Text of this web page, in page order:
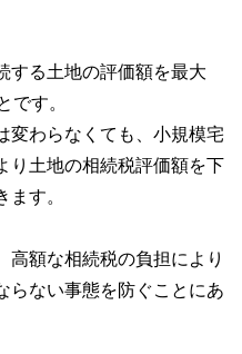
する土地の評価額を最大
です。
変わらなくても、小規模宅
り土地の相続税評価額を下
す。
高額な相続税の負担により
らない事態を防ぐことにあ